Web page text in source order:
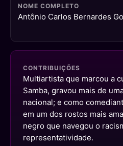
NOME COMPLETO
Antônio Carlos Bernardes
CONTRIBUIÇÕES
Multiartista que marcou a
Samba, gravou mais de
nacional; e como
em um dos rostos mais
negro que navegou o
representatividade.